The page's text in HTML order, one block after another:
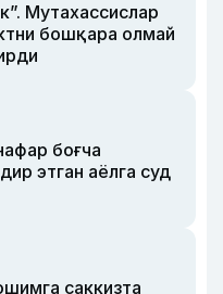
Мутахассислар
бошқара олмай
боғча
этган аёлга суд
саккизта